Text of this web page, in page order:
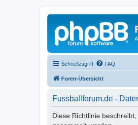
Schnellzugriff FAQ
Foren-Übersicht
Fussballforum.de -
Diese Richtlinie